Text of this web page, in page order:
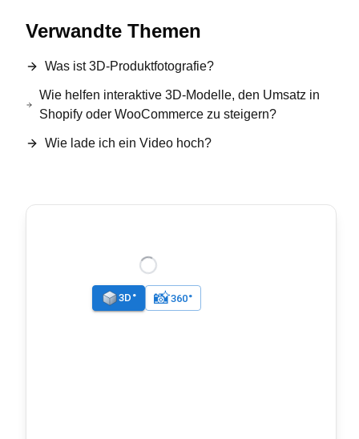
Verwandte Themen
Was ist 3D-Produktfotografie?
Wie helfen interaktive 3D-Modelle, den Umsatz in
Shopify oder WooCommerce zu steigern?
Wie lade ich ein Video hoch?